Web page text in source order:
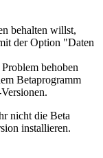
behalten willst,
der Option "Daten
behoben
Betaprogramm
nicht die Beta
installieren.